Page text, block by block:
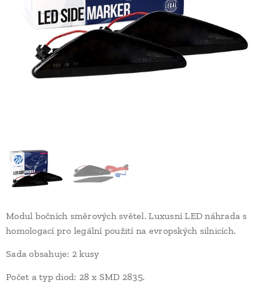
Modul bočních směrových světel. Luxusní LED náhrada s
homologací pro legální použití na evropských silnicích.
Sada obsahuje: 2 kusy
Počet a typ diod: 28 x SMD 2835.